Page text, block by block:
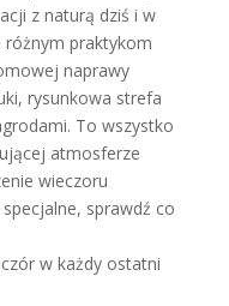
z naturą dziś i w
różnym praktykom
naprawy
rysunkowa strefa
To wszystko
atmosferze
wieczoru
sprawdź co
w każdy ostatni